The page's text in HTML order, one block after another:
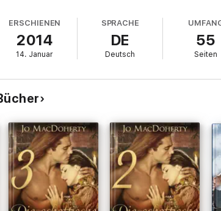
ERSCHIENEN
2014
14. Januar
SPRACHE
DE
Deutsch
55
Seiten